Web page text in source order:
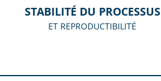
STABILITÉ DU PROCESSUS
ET REPRODUCTIBILITÉ